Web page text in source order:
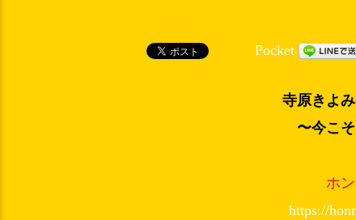
Pocket
寺原きよ
〜今こ
ホ
https://